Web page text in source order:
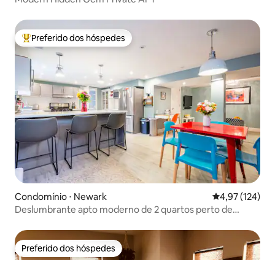
Entre os melhores preferidos dos hóspedes
Preferido dos hóspedes
Condomínio ⋅ Newark 4,97 de uma
4,97 (124)
Deslumbrante apto moderno de 2 quartos perto de
Preferido dos hóspedes
Preferido dos hóspedes